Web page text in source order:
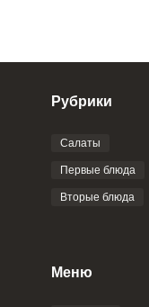
Фото до 4 шт,
Отправляя
соглашением
Рубрики
Салаты
Первые блюда
Вторые блюда
Меню